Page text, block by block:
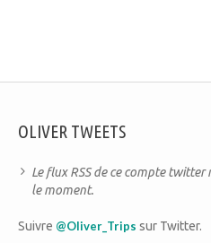
OLIVER TWEETS
Le flux RSS de ce compte
le moment.
Suivre @Oliver_Trips sur Twitter.